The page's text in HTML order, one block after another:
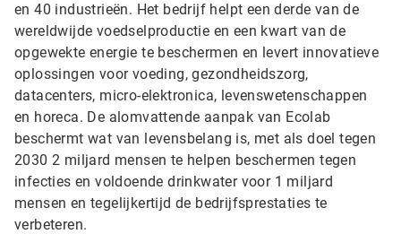
en 40 industrieën. Het bedrijf helpt een derde van de
wereldwijde voedselproductie en een kwart van de
opgewekte energie te beschermen en levert innovatieve
oplossingen voor voeding, gezondheidszorg,
datacenters, micro-elektronica, levenswetenschappen
en horeca. De alomvattende aanpak van Ecolab
beschermt wat van levensbelang is, met als doel tegen
2030 2 miljard mensen te helpen beschermen tegen
infecties en voldoende drinkwater voor 1 miljard
mensen en tegelijkertijd de bedrijfsprestaties te
verbeteren.